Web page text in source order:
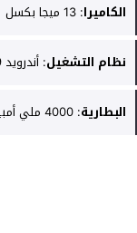
الكاميرا: 13 ميجا بكسل
نظام التشغيل: أندرويد 9
البطارية: 4000 ملي أمبير